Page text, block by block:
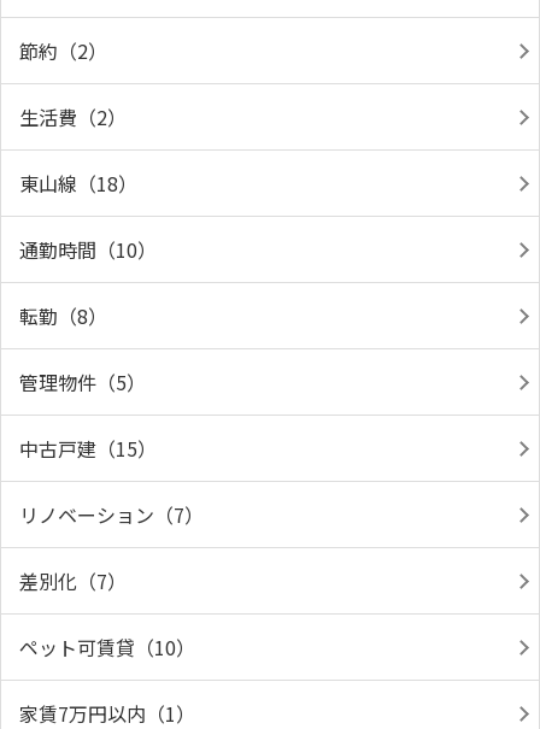
節約（2）
生活費（2）
東山線（18）
通勤時間（10）
転勤（8）
管理物件（5）
中古戸建（15）
リノベーション（7）
差別化（7）
ペット可賃貸（10）
家賃7万円以内（1）